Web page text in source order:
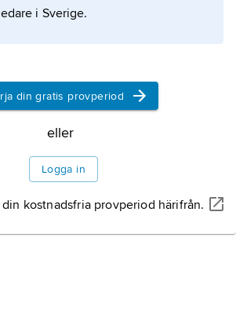
i Sverige.
din gratis provperiod
eller
Logga in
din kostnadsfria provperiod härifrån.